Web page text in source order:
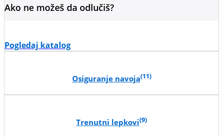
Ako ne možeš da odlučiš?
Pogledaj katalog
Osiguranje navoja(11)
Trenutni lepkovi(9)